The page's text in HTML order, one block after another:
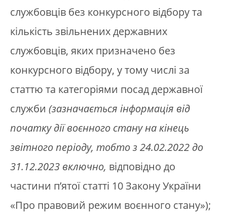
службовців без конкурсного відбору та
кількість звільнених державних
службовців, яких призначено без
конкурсного відбору, у тому числі за
статтю та категоріями посад державної
служби (зазначається інформація від
початку дії воєнного стану на кінець
звітного періоду, тобто з 24.02.2022 до
31.12.2023 включно, відповідно до
частини п’ятої статті 10 Закону України
«Про правовий режим воєнного стану»);